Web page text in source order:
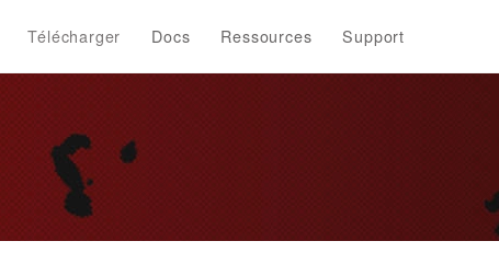
Télécharger Docs Ressources Support